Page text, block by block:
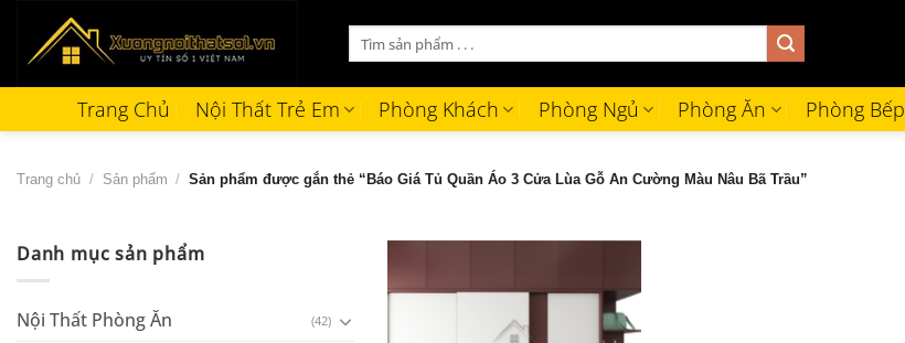
Tìm
kiếm:
Trang Chủ Nội Thất Trẻ Em Phòng Khách Phòng Ngủ Phòng Ăn Phòng Bếp
Trang chủ / Sản phẩm / Sản phẩm được gắn thẻ “Báo Giá Tủ Quần Áo 3 Cửa Lùa Gỗ An Cường Màu Nâu Bã Trầu”
Danh mục sản phẩm
Nội Thất Phòng Ăn (42)